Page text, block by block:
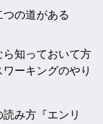
の道がある
知っておいて方
ーキングのやり
み方『エンリ